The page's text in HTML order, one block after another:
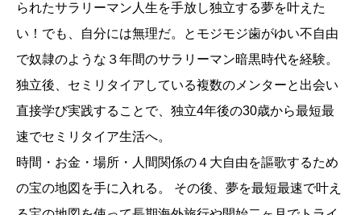
られたサラリーマン人生を手放し独立する夢を叶えた
い！でも、自分には無理だ。とモジモジ歯がゆい不自由
で奴隷のような３年間のサラリーマン暗黒時代を経験。
独立後、セミリタイアしている複数のメンターと出会い
直接学び実践することで、独立4年後の30歳から最短最
速でセミリタイア生活へ。
時間・お金・場所・人間関係の４大自由を謳歌するため
の宝の地図を手に入れる。 その後、夢を最短最速で叶え